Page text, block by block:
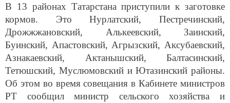
кормов. Это Нурлатский, Пестречинский,
Дрожжжановский, Алькеевский, Заинский,
Буинский, Апастовский, Агрызский, Аксубаевский,
Азнакаевский, Актанышский, Балтасинский,
Тетюшский, Муслюмовский и Ютазинский районы.
Об этом во время совещания в Кабинете министров
РТ сообщил министр сельского хозяйства и
продовольствия республики Марат Зяббаров,